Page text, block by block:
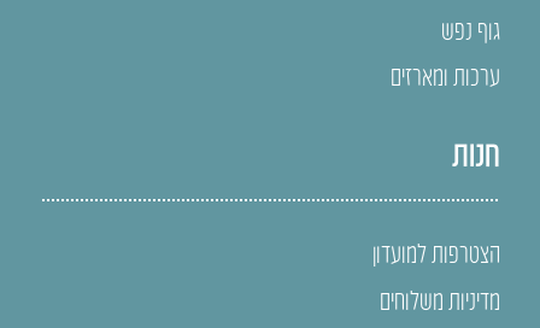
גוף נפש
ערכות ומארזים
חנות
הצטרפות למועדון
מדיניות משלוחים